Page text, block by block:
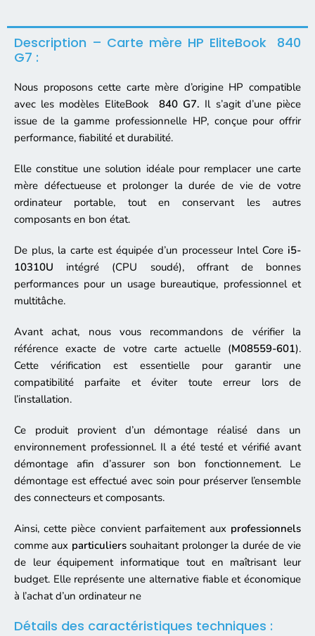
Description – Carte mère HP EliteBook 840
G7 :
Nous proposons cette carte mère d’origine HP compatible
avec les modèles EliteBook
840 G7. Il s’agit d’une pièce
issue de la gamme professionnelle HP, conçue pour offrir
performance, fiabilité et durabilité.
Elle constitue une solution idéale pour remplacer une carte
mère défectueuse et prolonger la durée de vie de votre
ordinateur portable, tout en conservant les autres
composants en bon état.
De plus, la carte est équipée d’un processeur Intel Core i5-
10310U intégré (CPU soudé), offrant de bonnes
performances pour un usage bureautique, professionnel et
multitâche.
Avant achat, nous vous recommandons de vérifier la
référence exacte de votre carte actuelle (M08559-601).
Cette vérification est essentielle pour garantir une
compatibilité parfaite et éviter toute erreur lors de
l’installation.
Ce produit provient d’un démontage réalisé dans un
environnement professionnel. Il a été testé et vérifié avant
démontage afin d’assurer son bon fonctionnement. Le
démontage est effectué avec soin pour préserver l’ensemble
des connecteurs et composants.
Ainsi, cette pièce convient parfaitement aux professionnels
comme aux particulierssouhaitant prolonger la durée de vie
de leur équipement informatique tout en maîtrisant leur
budget. Elle représente une alternative fiable et économique
à l’achat d’un ordinateur ne
Détails des caractéristiques techniques :